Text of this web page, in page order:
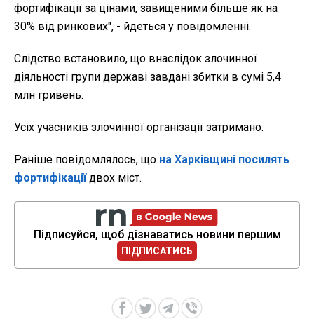
фортифікації за цінами, завищеними більше як на
30% від ринкових", - йдеться у повідомленні.
Слідство встановило, що внаслідок злочинної
діяльності групи державі завдані збитки в сумі 5,4
млн гривень.
Усіх учасників злочинної організації затримано.
Раніше повідомлялось, що на Харківщині посилять
фортифікації двох міст.
Підписуйся, щоб дізнаватись новини першим
ПІДПИСАТИСЬ